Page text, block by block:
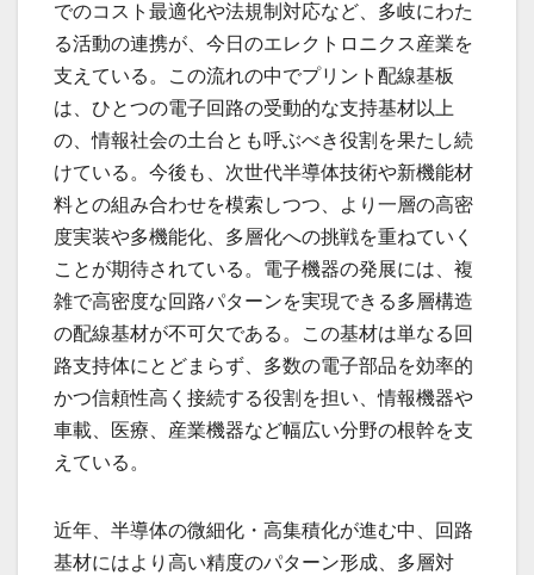
でのコスト最適化や法規制対応など、多岐にわた
る活動の連携が、今日のエレクトロニクス産業を
支えている。この流れの中でプリント配線基板
は、ひとつの電子回路の受動的な支持基材以上
の、情報社会の土台とも呼ぶべき役割を果たし続
けている。今後も、次世代半導体技術や新機能材
料との組み合わせを模索しつつ、より一層の高密
度実装や多機能化、多層化への挑戦を重ねていく
ことが期待されている。電子機器の発展には、複
雑で高密度な回路パターンを実現できる多層構造
の配線基材が不可欠である。この基材は単なる回
路支持体にとどまらず、多数の電子部品を効率的
かつ信頼性高く接続する役割を担い、情報機器や
車載、医療、産業機器など幅広い分野の根幹を支
えている。
近年、半導体の微細化・高集積化が進む中、回路
基材にはより高い精度のパターン形成、多層対